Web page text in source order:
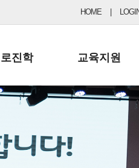
HOME
진학
사항 및 입시자료
레터
교육지원
행정실
학교운영위원회